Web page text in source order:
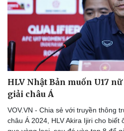
Sức khỏe
HLV Nhật Bản muốn U17
giải châu Á
VOV.VN - Chia sẻ với truyền thông
châu Á 2024, HLV Akira Ijiri cho